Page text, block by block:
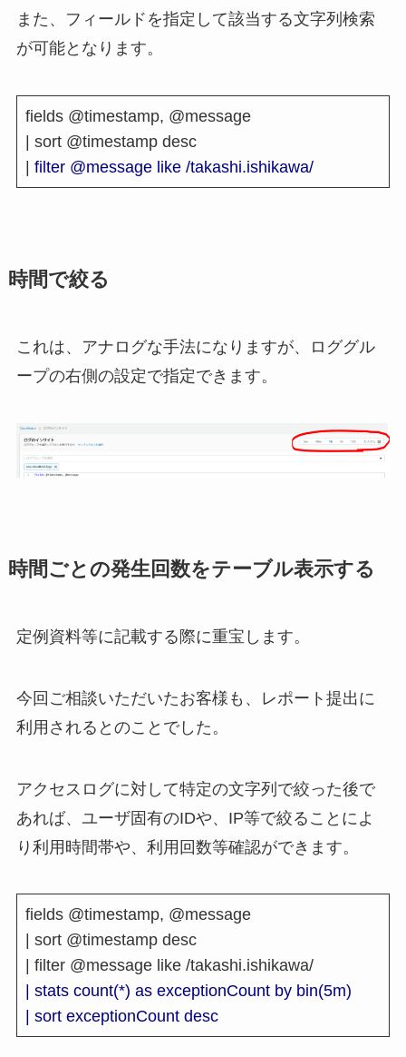
また、フィールドを指定して該当する文字列検索
が可能となります。
fields @timestamp, @message
| sort @timestamp desc
filter @message like /takashi.ishikawa/
時間で絞る
これは、アナログな手法になりますが、ロググル
ープの右側の設定で指定できます。
時間ごとの発生回数をテーブル表示する
定例資料等に記載する際に重宝します。
今回ご相談いただいたお客様も、レポート提出に
利用されるとのことでした。
アクセスログに対して特定の文字列で絞った後で
あれば、ユーザ固有のIDや、IP等で絞ることによ
り利用時間帯や、利用回数等確認ができます。
fields @timestamp, @message
| sort @timestamp desc
| filter @message like /takashi.ishikawa/
| stats count(*) as exceptionCount by bin(5m)
| sort exceptionCount desc